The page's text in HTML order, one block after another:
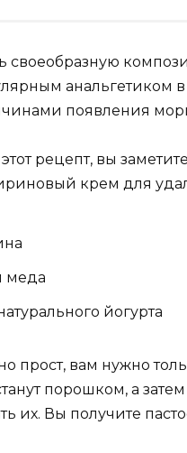
анальгетиком
появления
рецепт, вы
крем для
меда
йогурта
прост, вам нужно
порошком, а
их. Вы получите